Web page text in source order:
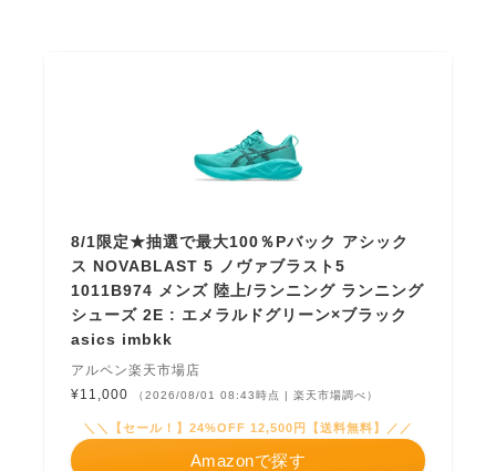
8/1限定★抽選で最大100％Pバック アシック
ス NOVABLAST 5 ノヴァブラスト5
1011B974 メンズ 陸上/ランニング ランニング
シューズ 2E : エメラルドグリーン×ブラック
asics imbkk
アルペン楽天市場店
¥11,000
（2026/08/01 08:43時点 | 楽天市場調べ）
＼＼【セール！】24%OFF 12,500円【送料無料】／／
Amazonで探す